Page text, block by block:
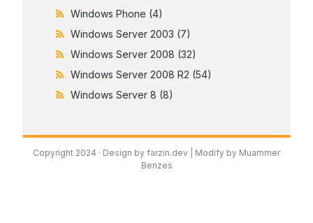
Windows Phone (4)
Windows Server 2003 (7)
Windows Server 2008 (32)
Windows Server 2008 R2 (54)
Windows Server 8 (8)
Copyright 2024 · Design by farzin.dev | Modify by Muammer
Benzes